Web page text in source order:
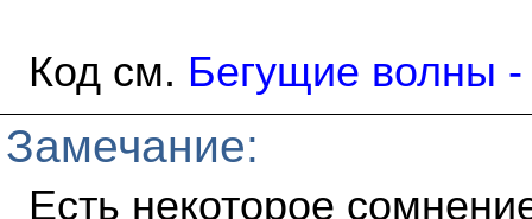
Код см. Бегущие волны
Замечание:
Есть некоторое